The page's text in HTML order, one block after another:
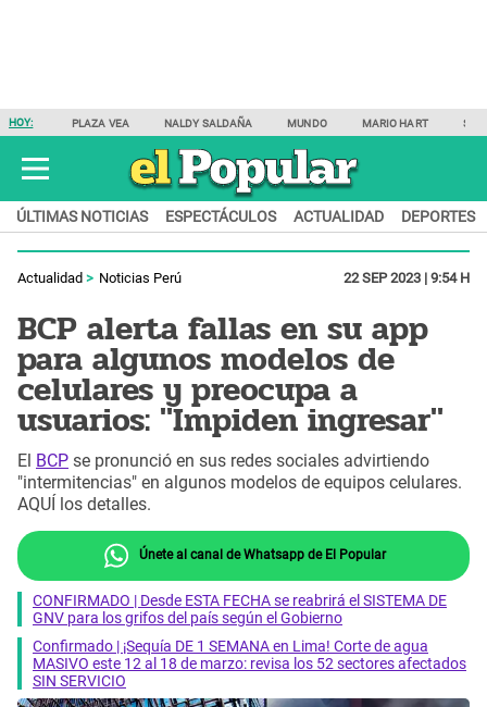
HOY: PLAZA VEA NALDY SALDAÑA MUNDO MARIO HART
ÚLTIMAS NOTICIAS ESPECTÁCULOS ACTUALIDAD DEPORTES
Actualidad Noticias Perú 22 SEP 2023 | 9:54 H
BCP alerta fallas en su app
para algunos modelos de
celulares y preocupa a
usuarios: "Impiden ingresar"
El BCP se pronunció en sus redes sociales advirtiendo
"intermitencias" en algunos modelos de equipos celulares.
AQUÍ los detalles.
Únete al canal de Whatsapp de El Popular
CONFIRMADO | Desde ESTA FECHA se reabrirá el SISTEMA DE
GNV para los grifos del país según el Gobierno
Confirmado | ¡Sequía DE 1 SEMANA en Lima! Corte de agua
MASIVO este 12 al 18 de marzo: revisa los 52 sectores afectados
SIN SERVICIO